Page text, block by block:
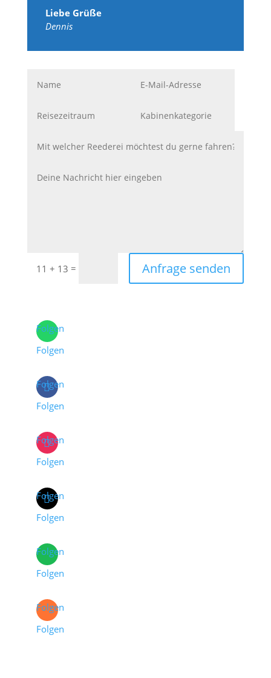
Liebe Grüße
Dennis
11 + 13 = Anfrage senden
Folgen
Folgen
Folgen
Folgen
Folgen
Folgen
Folgen
Folgen
Folgen
Folgen
Folgen
Folgen